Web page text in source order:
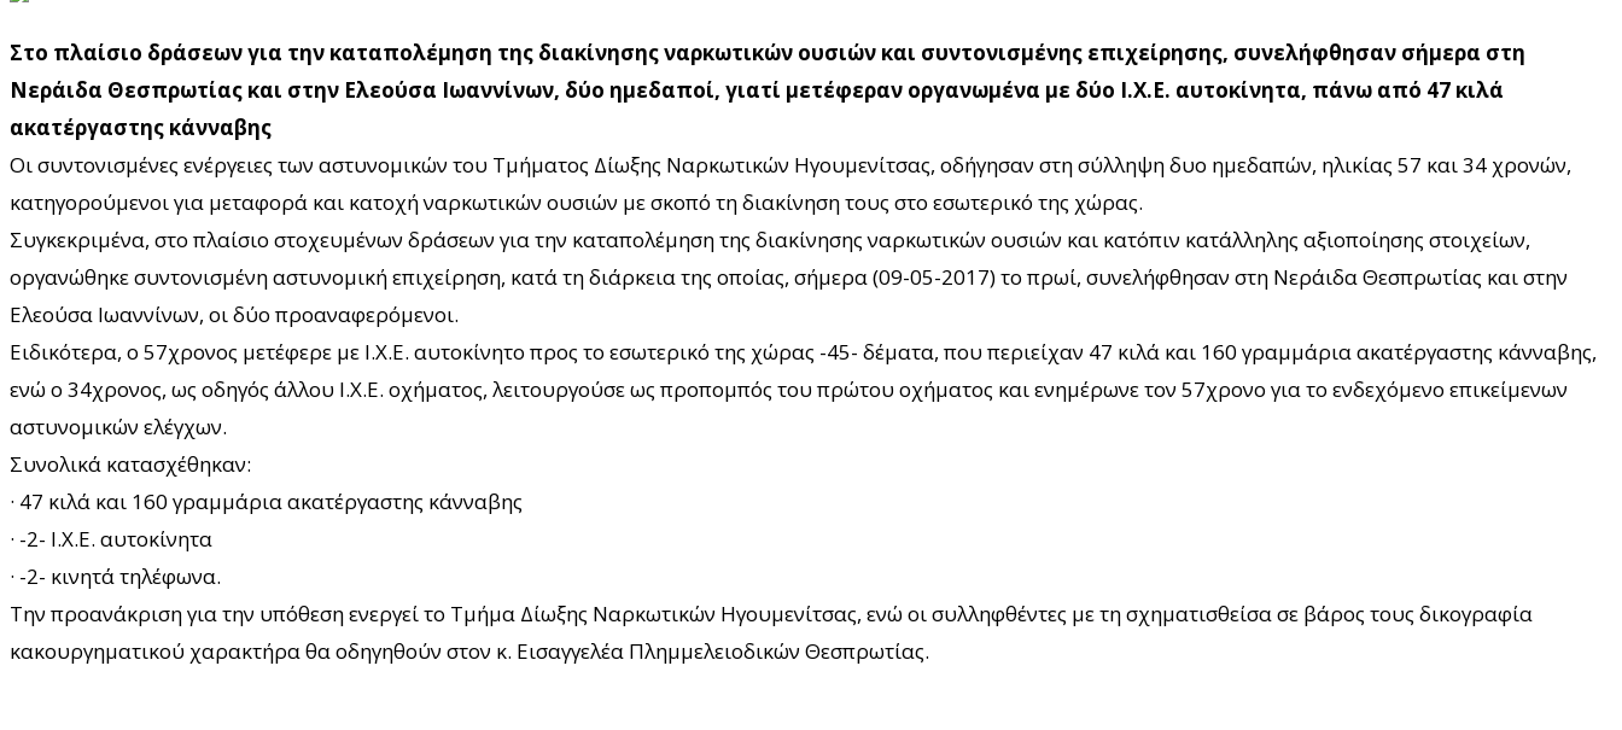
Στο πλαίσιο δράσεων για την καταπολέμηση της διακίνησης ναρκωτικών ουσιών και συντονισμένης επιχείρησης, συνελήφθησαν σήμερα στη
Νεράιδα Θεσπρωτίας και στην Ελεούσα Ιωαννίνων, δύο ημεδαποί, γιατί μετέφεραν οργανωμένα με δύο Ι.Χ.Ε. αυτοκίνητα, πάνω από 47 κιλά
ακατέργαστης κάνναβης
Οι συντονισμένες ενέργειες των αστυνομικών του Τμήματος Δίωξης Ναρκωτικών Ηγουμενίτσας, οδήγησαν στη σύλληψη δυο ημεδαπών, ηλικίας 57 και 34 χρονών,
κατηγορούμενοι για μεταφορά και κατοχή ναρκωτικών ουσιών με σκοπό τη διακίνηση τους στο εσωτερικό της χώρας.
Συγκεκριμένα, στο πλαίσιο στοχευμένων δράσεων για την καταπολέμηση της διακίνησης ναρκωτικών ουσιών και κατόπιν κατάλληλης αξιοποίησης στοιχείων,
οργανώθηκε συντονισμένη αστυνομική επιχείρηση, κατά τη διάρκεια της οποίας, σήμερα (09-05-2017) το πρωί, συνελήφθησαν στη Νεράιδα Θεσπρωτίας και στην
Ελεούσα Ιωαννίνων, οι δύο προαναφερόμενοι.
Ειδικότερα, ο 57χρονος μετέφερε με Ι.Χ.Ε. αυτοκίνητο προς το εσωτερικό της χώρας -45- δέματα, που περιείχαν 47 κιλά και 160 γραμμάρια ακατέργαστης κάνναβης,
ενώ ο 34χρονος, ως οδηγός άλλου Ι.Χ.Ε. οχήματος, λειτουργούσε ως προπομπός του πρώτου οχήματος και ενημέρωνε τον 57χρονο για το ενδεχόμενο επικείμενων
αστυνομικών ελέγχων.
Συνολικά κατασχέθηκαν:
· 47 κιλά και 160 γραμμάρια ακατέργαστης κάνναβης
· -2- Ι.Χ.Ε. αυτοκίνητα
· -2- κινητά τηλέφωνα.
Την προανάκριση για την υπόθεση ενεργεί το Τμήμα Δίωξης Ναρκωτικών Ηγουμενίτσας, ενώ οι συλληφθέντες με τη σχηματισθείσα σε βάρος τους δικογραφία
κακουργηματικού χαρακτήρα θα οδηγηθούν στον κ. Εισαγγελέα Πλημμελειοδικών Θεσπρωτίας.